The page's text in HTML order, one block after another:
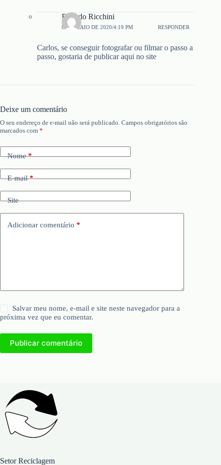
Ricardo Ricchini
8 DE MAIO DE 2020/4:19 PM RESPONDER
Carlos, se conseguir fotografar ou filmar o passo a
passo, gostaria de publicar aqui no site
Deixe um comentário
O seu endereço de e-mail não será publicado. Campos obrigatórios são
marcados com *
Nome*
E-mail*
Site
Adicionar comentário *
Salvar meu nome, e-mail e site neste navegador para a
próxima vez que eu comentar.
Publicar comentário
Setor Reciclagem